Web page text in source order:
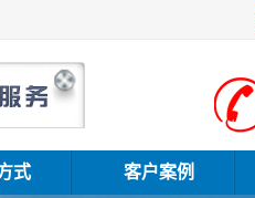
式 客户案例